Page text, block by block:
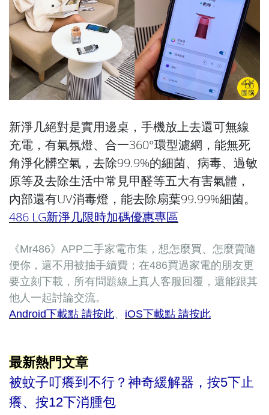
新淨几絕對是實用邊桌，手機放上去還可無線
充電，有氣氛燈、合一360°環型濾網，能無死
角淨化髒空氣，去除99.9%的細菌、病毒、過敏
原等及去除生活中常見甲醛等五大有害氣體，
內部還有UV消毒燈，能去除扇葉99.99%細菌。
486 LG新淨几限時加碼優惠專區
《Mr486》APP二手家電市集，想怎麼買、怎麼賣隨
便你，還不用被抽手續費；在486買過家電的朋友更
要立刻下載，所有問題線上真人客服回覆，還能跟其
他人一起討論交流。
Android下載點 請按此、 iOS下載點 請按此
最新熱門文章
被蚊子叮癢到不行？神奇緩解器，按5下止
癢、按12下消腫包